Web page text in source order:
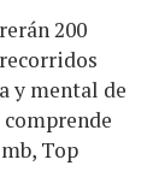
200
y mental de
Top